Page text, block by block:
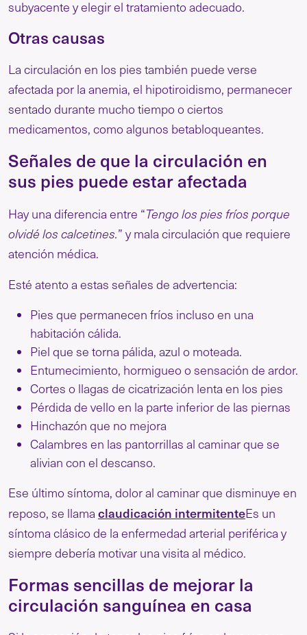
subyacente y elegir el tratamiento adecuado.
Otras causas
La circulación en los pies también puede verse
afectada por la anemia, el hipotiroidismo, permanecer
sentado durante mucho tiempo o ciertos
medicamentos, como algunos betabloqueantes.
Señales de que la circulación en
sus pies puede estar afectada
Hay una diferencia entre “Tengo los pies fríos porque
olvidé los calcetines.” y mala circulación que requiere
atención médica.
Esté atento a estas señales de advertencia:
Pies que permanecen fríos incluso en una
habitación cálida.
Piel que se torna pálida, azul o moteada.
Entumecimiento, hormigueo o sensación de ardor.
Cortes o llagas de cicatrización lenta en los pies
Pérdida de vello en la parte inferior de las piernas
Hinchazón que no mejora
Calambres en las pantorrillas al caminar que se
alivian con el descanso.
Ese último síntoma, dolor al caminar que disminuye en
reposo, se llama claudicación intermitenteEs un
síntoma clásico de la enfermedad arterial periférica y
siempre debería motivar una visita al médico.
Formas sencillas de mejorar la
circulación sanguínea en casa